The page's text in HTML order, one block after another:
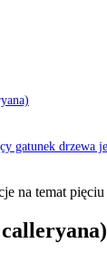
gatunek drzewa
na temat